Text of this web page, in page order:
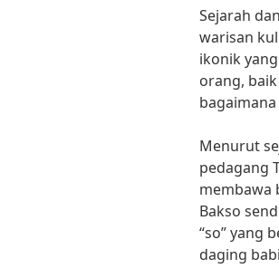
Sejarah
warisan
ikonik
orang,
Menurut
pedagang
membawa
Bakso
“so” yang
daging